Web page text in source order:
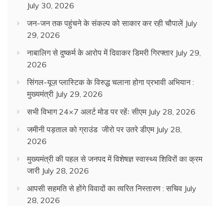
July 30, 2026
जन-जन तक पहुंचने के संकल्प को साकार कर रही चौपालें July
29, 2026
नाबालिग से दुष्कर्म के आरोप में दिवाकर डिमरी गिरफ्तार July 29,
2026
सिंगल-यूज़ प्लास्टिक के विरुद्ध चलाना होगा प्रभावी अभियान :
मुख्यमंत्री July 29, 2026
सभी विभाग 24×7 अलर्ट मोड पर रहेंः सीएम July 28, 2026
जमीनी पड़ताल को ग्राउंड जीरो पर उतरे डीएम July 28,
2026
मुख्यमंत्री की पहल से जनपद में विशेषज्ञ स्वास्थ्य शिविरों का क्रम
जारी July 28, 2026
आपसी सहमति से होंगे विवादों का त्वरित निस्तारण : सचिव July
28, 2026